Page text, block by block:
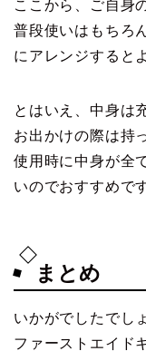
ここから、ご自身
普段使いはもちろ
にアレンジすると
とはいえ、中身は
お出かけの際は持
使用時に中身が全
いのでおすすめで
まとめ
いかがでしたでし
ファーストエイド